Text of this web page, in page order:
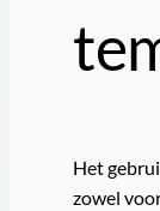
Het
zowel